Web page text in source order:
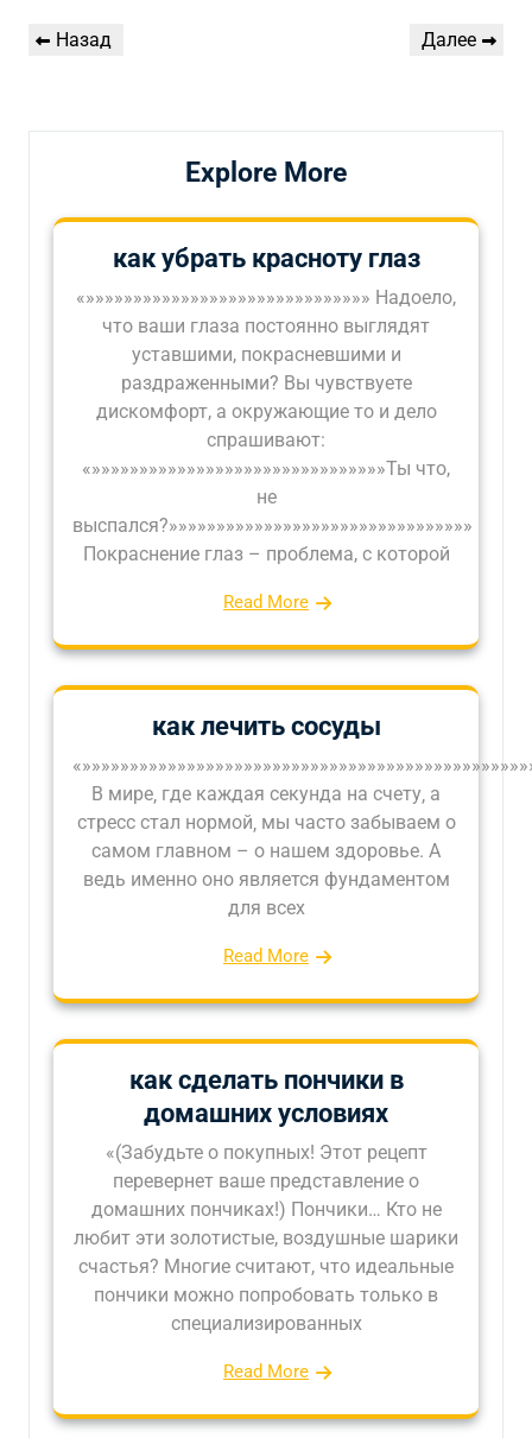
по
Предыдущая
Назад
Следующая
Далее
Explore More
как убрать красноту глаз
«»»»»»»»»»»»»»»»»»»»»»»»»»»»»»» Надоело,
что ваши глаза постоянно выглядят
уставшими, покрасневшими и
раздраженными? Вы чувствуете
дискомфорт, а окружающие то и дело
спрашивают:
«»»»»»»»»»»»»»»»»»»»»»»»»»»»»»»»Ты что,
не
выспался?»»»»»»»»»»»»»»»»»»»»»»»»»»»»»»»»
Покраснение глаз – проблема, с которой
Read More
как лечить сосуды
В мире‚ где каждая секунда на счету‚ а
стресс стал нормой‚ мы часто забываем о
самом главном – о нашем здоровье. А
ведь именно оно является фундаментом
для всех
Read More
как сделать пончики в
домашних условиях
«(Забудьте о покупных! Этот рецепт
перевернет ваше представление о
домашних пончиках!) Пончики… Кто не
любит эти золотистые, воздушные шарики
счастья? Многие считают, что идеальные
пончики можно попробовать только в
специализированных
Read More